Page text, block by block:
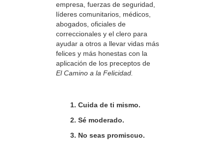
empresa, fuerzas de seguridad,
líderes comunitarios, médicos,
abogados, oficiales de
correccionales y el clero para
ayudar a otros a llevar vidas más
felices y más honestas con la
aplicación de los preceptos de
El Camino a la Felicidad.
1. Cuida de ti mismo.
2. Sé moderado.
3. No seas promiscuo.